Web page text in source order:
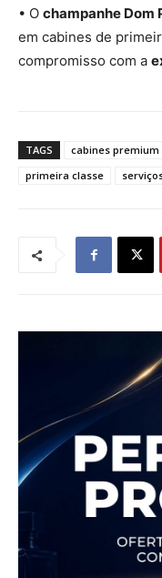
• O champanhe Dom
em cabines de
compromisso com a
TAGS cabines premium
primeira classe